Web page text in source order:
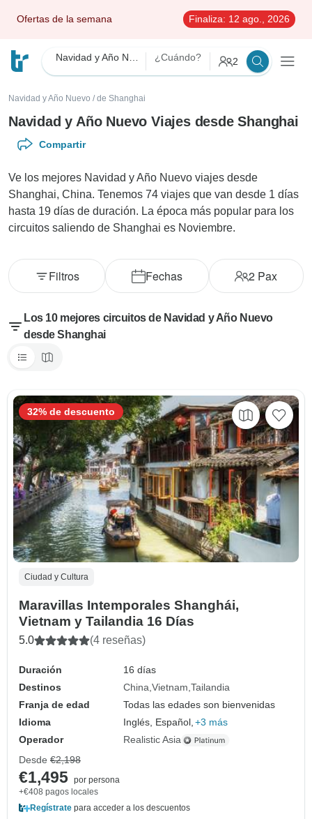
Ofertas de la semana Finaliza: 12 ago., 2026
¿Cuándo? 2
Navidad y Año Nuevo / de Shanghai
Navidad y Año Nuevo Viajes desde Shanghai
Compartir
Ve los mejores Navidad y Año Nuevo viajes desde
Shanghai, China. Tenemos 74 viajes que van desde 1 días
hasta 19 días de duración. La época más popular para los
circuitos saliendo de Shanghai es Noviembre.
Fechas 2 Pax
Filtros
Los 10 mejores circuitos de Navidad y Año Nuevo
desde Shanghai
Ciudad y Cultura
Maravillas Intemporales Shanghái,
Vietnam y Tailandia 16 Días
5.0 (4 reseñas)
Duración
16 días
Destinos
China Vietnam Tailandia
Franja de edad
Todas las edades son bienvenidas
Idioma
Inglés, Español, +3 más
Operador
Realistic Asia
32% de descuento
Desde €2,198
€1,495 por persona
+€408 pagos locales
Regístrate para acceder a los descuentos